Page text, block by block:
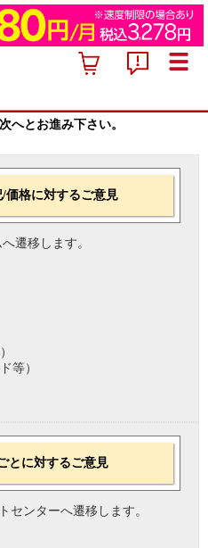
へとお進み下さい。
価格に対するご意見
遷移します。
等）
とに対するご意見
センターへ遷移します。